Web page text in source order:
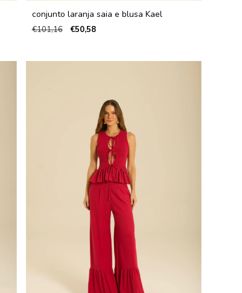
conjunto laranja saia e blusa Kael
€101,16 €50,58